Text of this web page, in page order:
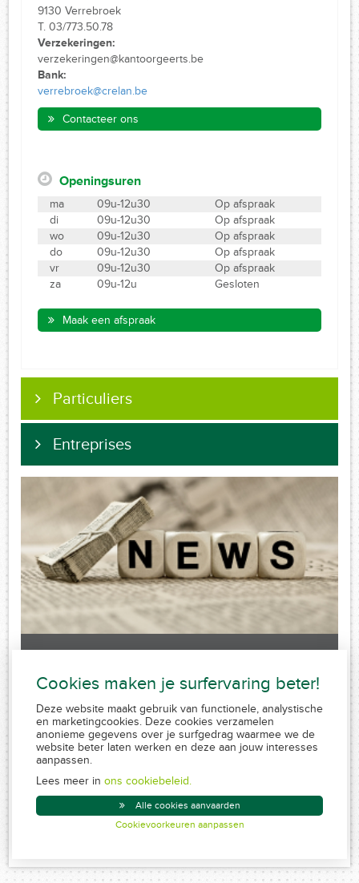
9130 Verrebroek
T. 03/773.50.78
Verzekeringen:
verzekeringen@kantoorgeerts.be
Bank:
verrebroek@crelan.be
Contacteer ons
Openingsuren
ma 09u-12u30
Op afspraak
di
09u-12u30
Op afspraak
wo
09u-12u30
Op afspraak
do
09u-12u30
Op afspraak
vr
09u-12u30
Op afspraak
za
09u-12u Gesloten
Maak een afspraak
Particuliers
Entreprises
Sorry, no posts matched your criteria.
Conduite MiFID
Created by Insucommerce
Cookies maken je surfervaring beter!
Deze website maakt gebruik van functionele, analystische
en marketingcookies. Deze cookies verzamelen
anonieme gegevens over je surfgedrag waarmee we de
website beter laten werken en deze aan jouw interesses
aanpassen.
Lees meer in ons cookiebeleid.
Alle cookies aanvaarden
Cookievoorkeuren aanpassen